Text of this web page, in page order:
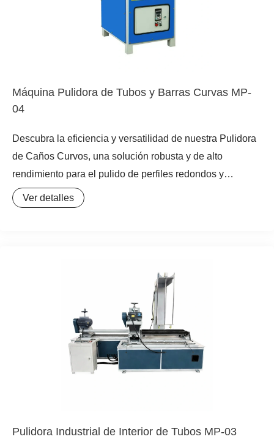
rueda guía y el sistema de eliminación de polvo por
ventilador aseguran un control óptimo del proceso y un
entorno de trabajo más limpio. La máquina es ideal para
superiores y una mejora notable en la calidad final del
Máquina Pulidora de Tubos y Barras Curvas MP-
04
Descubra la eficiencia y versatilidad de nuestra Pulidora
de Caños Curvos, una solución robusta y de alto
rendimiento para el pulido de perfiles redondos y
ovalados. Esta pulidora industrial está equipada con un
motor de 4 Kw y opera con una fuente de alimentación de
integración en cualquier línea de producción. La máquina
destaca por su capacidad para manejar diámetros de
procesamiento de 5 a 200 mm y longitudes ilimitadas,
adaptándose a las necesidades específicas de cada
proyecto. La regulación de velocidad por frecuencia
variable de la rueda guía permite un control preciso sobre
Ver detalles
Pulidora Industrial de Interior de Tubos MP-03